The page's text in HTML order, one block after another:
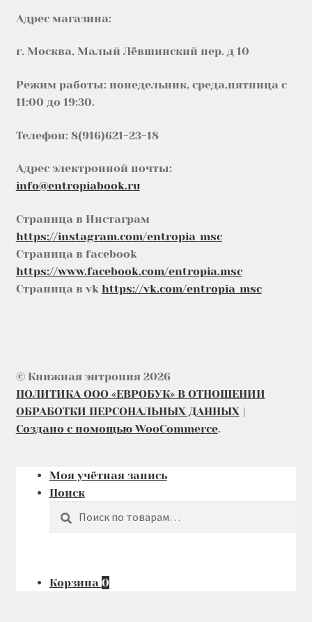
Адрес магазина:
г. Москва, Малый Лёвшинский пер. д 10
Режим работы: понедельник, среда,пятница с
11:00 до 19:30.
Телефон: 8(916)621-23-18
Адрес электронной почты:
info@entropiabook.ru
Страница в Инстаграм
https://instagram.com/entropia_msc
Страница в facebook
https://www.facebook.com/entropia.msc
Страница в vk https://vk.com/entropia_msc
© Книжная энтропия 2026
ПОЛИТИКА ООО «ЕВРОБУК» В ОТНОШЕНИИ
ОБРАБОТКИ ПЕРСОНАЛЬНЫХ ДАННЫХ
Создано с помощью WooCommerce.
Моя учётная запись
Поиск
Искать:
Корзина 0